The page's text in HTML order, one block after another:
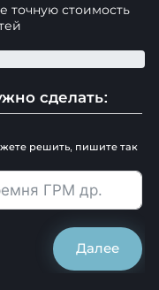
точную стоимость
сделать:
решить, пишите так
Далее